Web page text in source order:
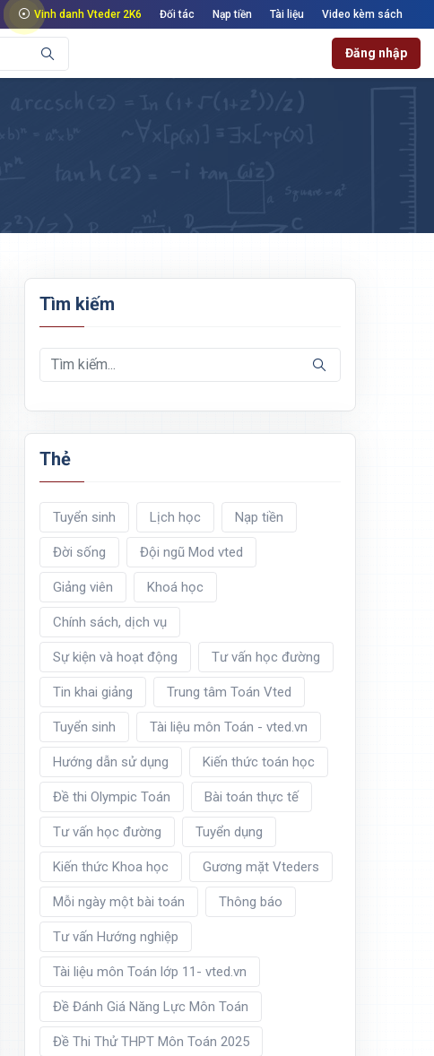
Vinh danh Vteder 2K6 Đối tác Nạp tiền Tài liệu Video kèm sách
Đăng nhập
Tìm kiếm
Thẻ
Tuyển sinh Lịch học Nạp tiền
Đời sống Đội ngũ Mod vted
Giảng viên Khoá học
Chính sách, dịch vụ
Sự kiện và hoạt động Tư vấn học đường
Tin khai giảng Trung tâm Toán Vted
Tuyển sinh Tài liệu môn Toán - vted.vn
Hướng dẫn sử dụng Kiến thức toán học
Đề thi Olympic Toán Bài toán thực tế
Tư vấn học đường Tuyển dụng
Kiến thức Khoa học Gương mặt Vteders
Mỗi ngày một bài toán Thông báo
Tư vấn Hướng nghiệp
Tài liệu môn Toán lớp 11- vted.vn
Đề Đánh Giá Năng Lực Môn Toán
Đề Thi Thử THPT Môn Toán 2025